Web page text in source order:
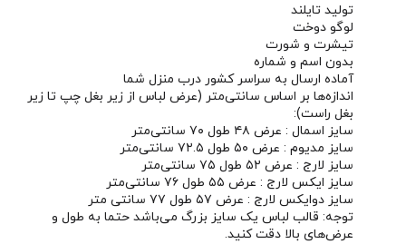
تولید تایلند
لوگو دوخت
تیشرت و شورت
بدون اسم و شماره
آماده ارسال به سراسر کشور درب منزل شما
اندازه‌ها بر اساس سانتی‌متر (عرض لباس از زیر بغل چپ تا زیر
بغل راست):
سایز اسمال : عرض ۴۸ طول ۷۰ سانتی‌متر
سایز مدیوم : عرض ۵۰ طول ۷۲.۵ سانتی‌متر
سایز لارج : عرض ۵۲ طول ۷۵ سانتی‌متر
سایز ایکس لارج : عرض ۵۵ طول ۷۶ سانتی‌متر
سایز دوایکس لارج : عرض ۵۷ طول ۷۷ سانتی متر
توجه: قالب لباس یک سایز بزرگ می‌باشد حتما به طول و
عرض‌های بالا دقت کنید.